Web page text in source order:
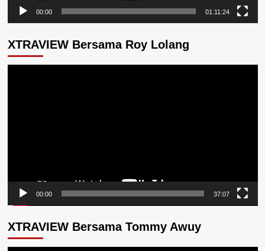
00:00 01:11:24
XTRAVIEW Bersama Roy Lolang
00:00 37:07
XTRAVIEW Bersama Tommy Awuy